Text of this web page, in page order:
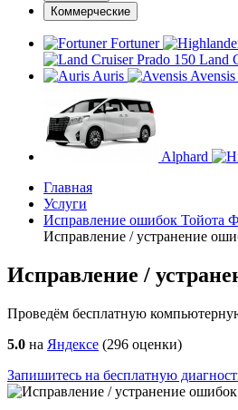
Коммерческие
Fortuner
Land
Auris
Avensis
Alphard
Главная
Услуги
Исправление ошибок Тойота
Исправление / устранение
Исправление /
Проведём бесплатную
5.0 на Яндексе (296 оценки)
Запишитесь на бесплатную